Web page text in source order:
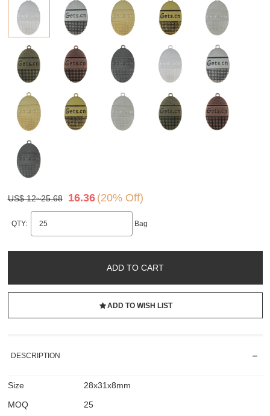
US$ 12~25.68 16.36 (20% Off)
QTY: Bag
ADD TO CART
ADD TO WISH LIST
DESCRIPTION
Size
28x31x8mm
MOQ
25